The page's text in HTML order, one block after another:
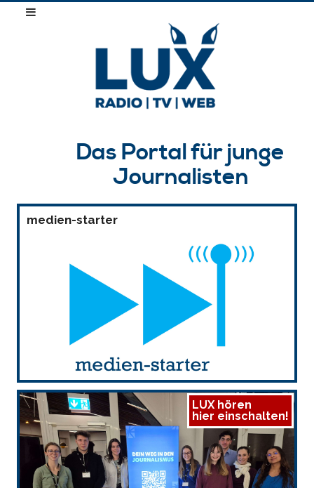
Das Portal für junge
Journalisten
medien-starter
LUX hören
hier einschalten!